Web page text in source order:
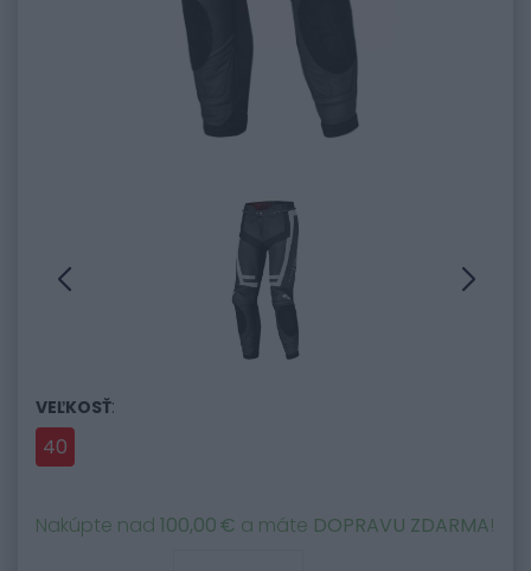
VEĽKOSŤ:
40
Nakúpte nad 100,00 € a máte DOPRAVU ZDARMA!